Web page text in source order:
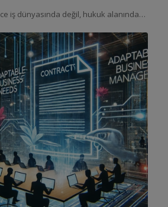
iş dünyasında değil, hukuk alanında…